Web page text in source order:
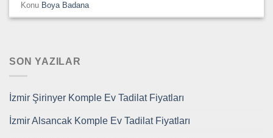
Konu Boya Badana
SON YAZILAR
İzmir Şirinyer Komple Ev Tadilat Fiyatları
İzmir Alsancak Komple Ev Tadilat Fiyatları